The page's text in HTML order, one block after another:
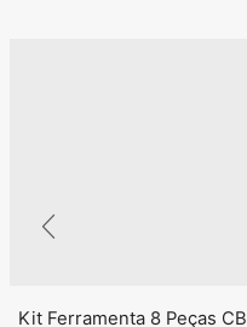
Kit Ferramenta 8 Peças CB